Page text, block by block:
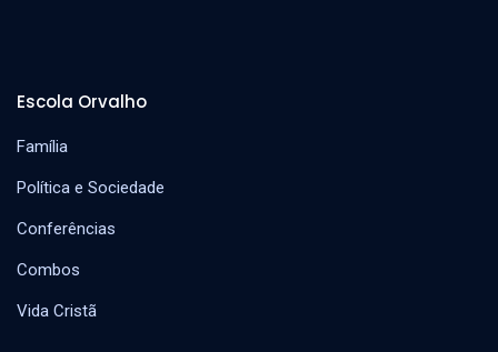
Escola Orvalho
Família
Política e Sociedade
Conferências
Combos
Vida Cristã